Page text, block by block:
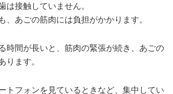
は接触していません。
、あごの筋肉には負担がかかります。
時間が長いと、筋肉の緊張が続き、あごの
ります。
トフォンを見ているときなど、集中してい